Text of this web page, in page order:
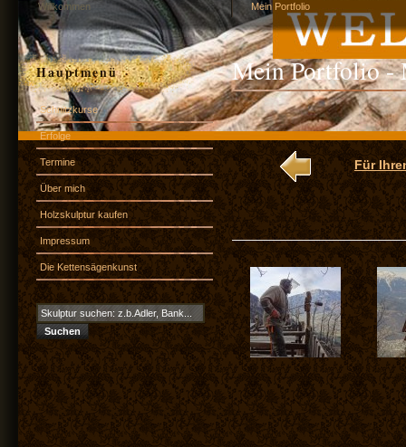
Willkommen Mein Portfolio
Mein Portfolio -
Für
Hauptmenü
Schnitzkurse
Erfolge
Termine
Über mich
Holzskulptur kaufen
Impressum
Die Kettensägenkunst